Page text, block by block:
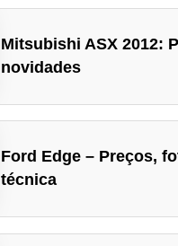
Mitsubishi ASX 2012:
novidades
Ford Edge – Preços,
técnica